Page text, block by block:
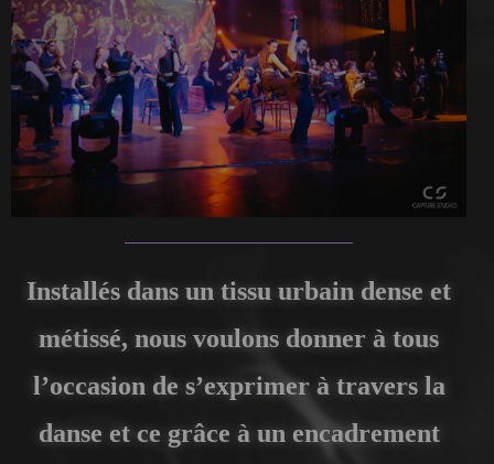
Installés dans un tissu urbain dense et
métissé, nous voulons donner à tous
l’occasion de s’exprimer à travers la
danse et ce grâce à un encadrement